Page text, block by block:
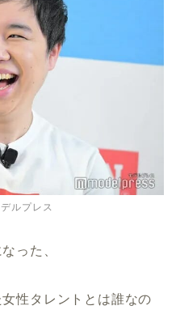
ルプレス
った、
性タレントとは誰なの